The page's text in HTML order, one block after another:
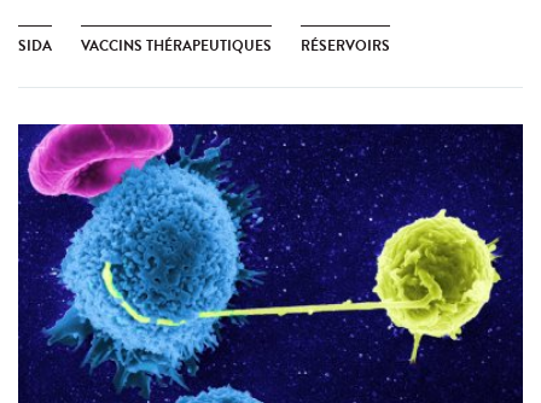
SIDA VACCINS THÉRAPEUTIQUES RÉSERVOIRS